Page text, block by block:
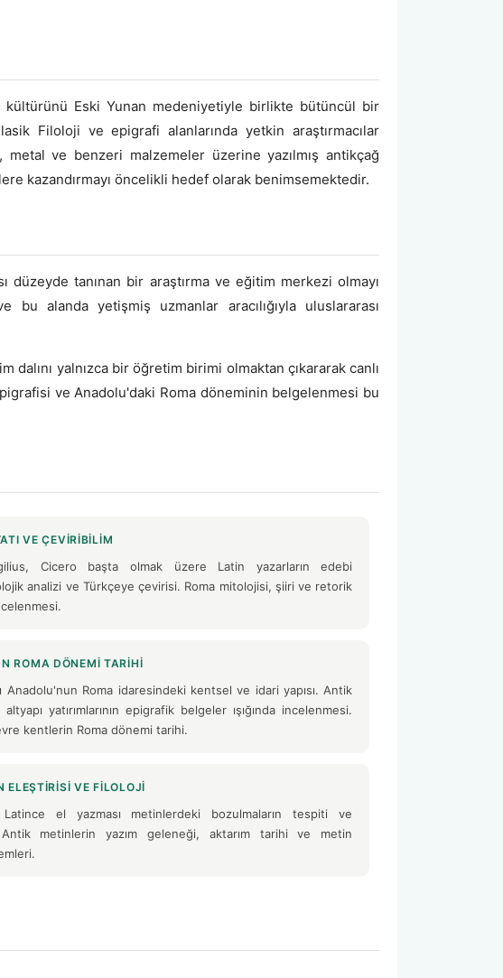
kültürünü Eski Yunan medeniyetiyle birlikte bütüncül bir
Filoloji ve epigrafi alanlarında yetkin araştırmacılar
ve benzeri malzemeler üzerine yazılmış antikçağ
kazandırmayı öncelikli hedef olarak benimsemektedir.
düzeyde tanınan bir araştırma ve eğitim merkezi olmayı
alanda yetişmiş uzmanlar aracılığıyla uluslararası
yalnızca bir öğretim birimi olmaktan çıkararak canlı
ve Anadolu'daki Roma döneminin belgelenmesi bu
VE ÇEVIRIBILIM
Cicero başta olmak üzere Latin yazarların edebi
analizi ve Türkçeye çevirisi. Roma mitolojisi, şiiri ve retorik
ROMA DÖNEMI TARIHI
Anadolu'nun Roma idaresindeki kentsel ve idari yapısı. Antik
yatırımlarının epigrafik belgeler ışığında incelenmesi.
kentlerin Roma dönemi tarihi.
ELEŞTIRISI VE FILOLOJI
el yazması metinlerdeki bozulmaların tespiti ve
metinlerin yazım geleneği, aktarım tarihi ve metin